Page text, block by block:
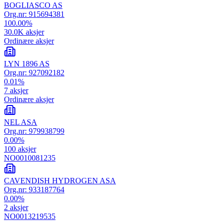
BOGLIASCO AS
Org.nr: 915694381
100.00%
30.0K aksjer
Ordinære aksjer
LYN 1896 AS
Org.nr: 927092182
0.01%
7 aksjer
Ordinære aksjer
NEL ASA
Org.nr: 979938799
0.00%
100 aksjer
NO0010081235
CAVENDISH HYDROGEN ASA
Org.nr: 933187764
0.00%
2 aksjer
NO0013219535